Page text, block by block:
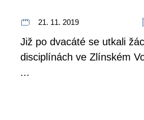
21. 11. 2019
Již po dvacáté se utkali
disciplínách ve Zlínském
...